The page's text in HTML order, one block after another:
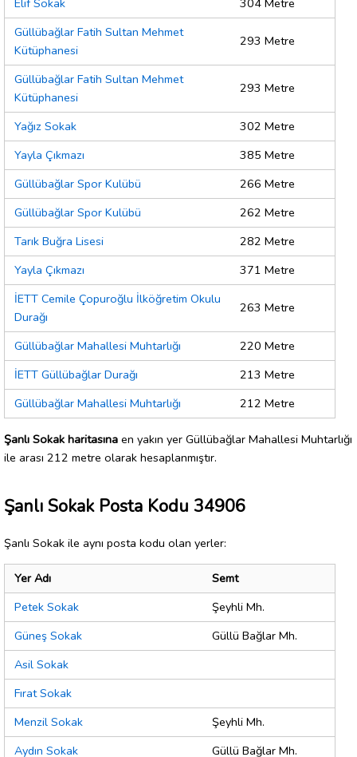
Elif Sokak
304 Metre
Güllübağlar Fatih Sultan Mehmet
Kütüphanesi
293 Metre
Güllübağlar Fatih Sultan Mehmet
Kütüphanesi
293 Metre
Yağız Sokak
302 Metre
Yayla Çıkmazı
385 Metre
Güllübağlar Spor Kulübü
266 Metre
Güllübağlar Spor Kulübü
262 Metre
Tarık Buğra Lisesi
282 Metre
Yayla Çıkmazı
371 Metre
İETT Cemile Çopuroğlu İlköğretim Okulu
Durağı
263 Metre
Güllübağlar Mahallesi Muhtarlığı
220 Metre
İETT Güllübağlar Durağı
213 Metre
Güllübağlar Mahallesi Muhtarlığı
212 Metre
Şanlı Sokak haritasına en yakın yer Güllübağlar Mahallesi Muhtarlığı
ile arası 212 metre olarak hesaplanmıştır.
Şanlı Sokak Posta Kodu 34906
Şanlı Sokak ile aynı posta kodu olan yerler:
Yer Adı
Semt
Petek Sokak
Şeyhli Mh.
Güneş Sokak
Güllü Bağlar Mh.
Asil Sokak
Fırat Sokak
Menzil Sokak
Şeyhli Mh.
Aydın Sokak
Güllü Bağlar Mh.